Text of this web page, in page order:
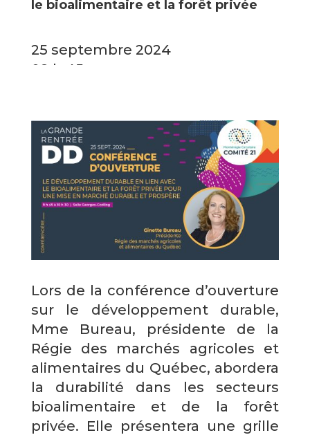
le bioalimentaire et la forêt privée
25 septembre 2024
09 h 45
Lors de la conférence d’ouverture
sur le développement durable,
Mme Bureau, présidente de la
Régie des marchés agricoles et
alimentaires du Québec, abordera
la durabilité dans les secteurs
bioalimentaire et de la forêt
privée. Elle présentera une grille